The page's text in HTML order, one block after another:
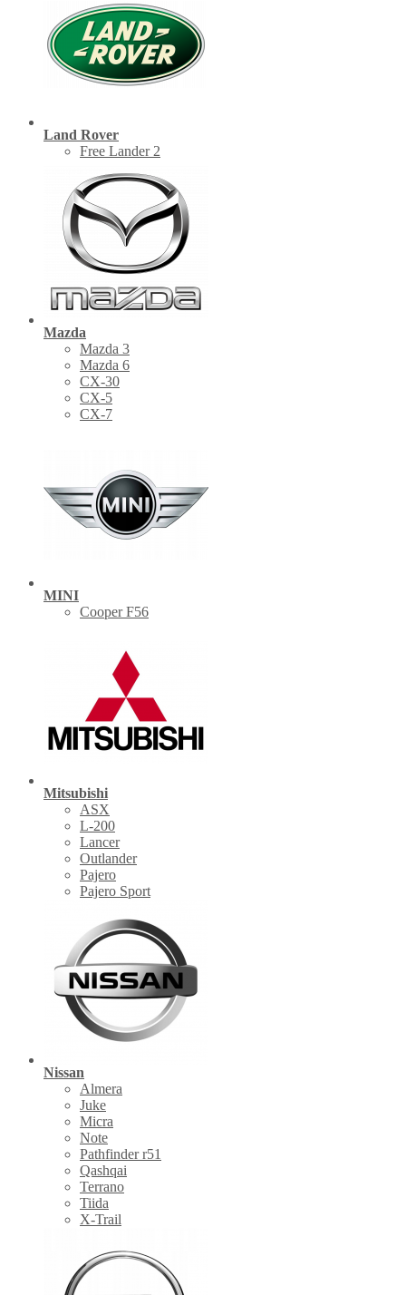
Land Rover
Free Lander 2
Mazda
Mazda 3
Mazda 6
CX-30
СХ-5
CX-7
MINI
Cooper F56
Mitsubishi
ASX
L-200
Lancer
Outlander
Pajero
Pajero Sport
Nissan
Almera
Juke
Micra
Note
Pathfinder r51
Qashqai
Terrano
Tiida
X-Trail